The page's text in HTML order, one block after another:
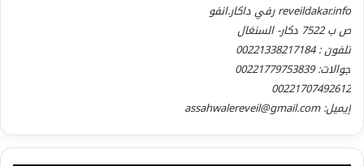
reveildakar.info رفي داكار.انفو
ص ب 7522 دكار- السنغال
تلفون : 00221338217184
جوالات: 00221779753839
00221707492612
إيميل: assahwalereveil@gmail.com